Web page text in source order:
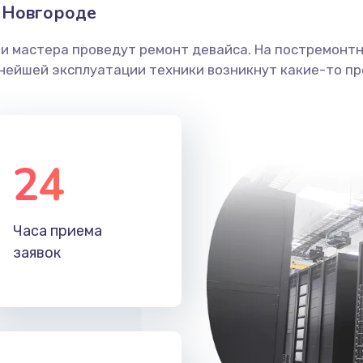
мастера проведут ремонт девайса. На
эксплуатации техники возникнут какие-то
24
Часа приема
заявок